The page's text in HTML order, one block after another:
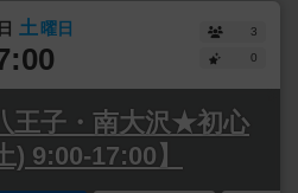
日 土曜日
3
0
王子・南大沢★初心
) 9:00-17:00】